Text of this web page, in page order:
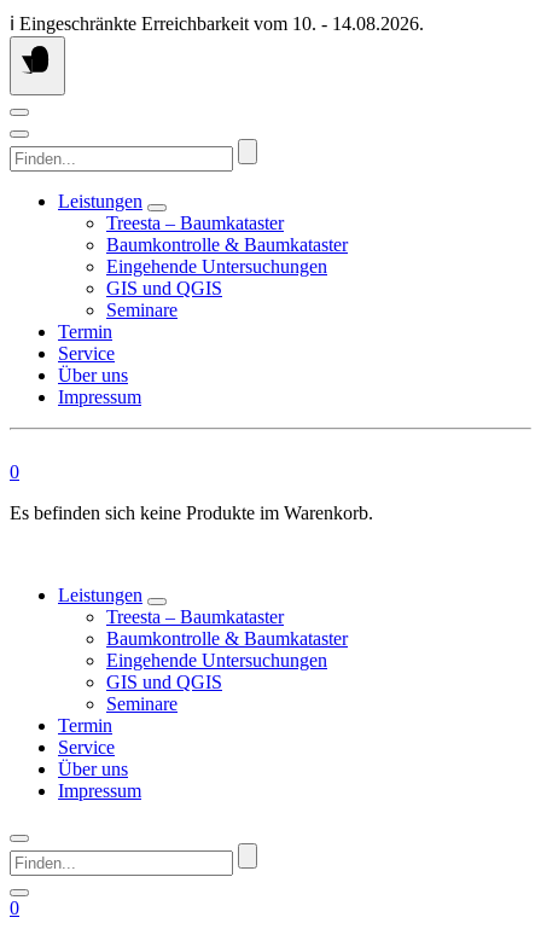
Springen
Sie
zum
ℹ️ Eingeschränkte Erreichbarkeit vom 10. - 14.08.2026.
Finden...
Leistungen
Treesta – Baumkataster
Baumkontrolle & Baumkataster
Eingehende Untersuchungen
GIS und QGIS
Seminare
Termin
Service
Über uns
Impressum
0
Es befinden sich keine Produkte im Warenkorb.
Leistungen
Treesta – Baumkataster
Baumkontrolle & Baumkataster
Eingehende Untersuchungen
GIS und QGIS
Seminare
Termin
Service
Über uns
Impressum
Finden...
0